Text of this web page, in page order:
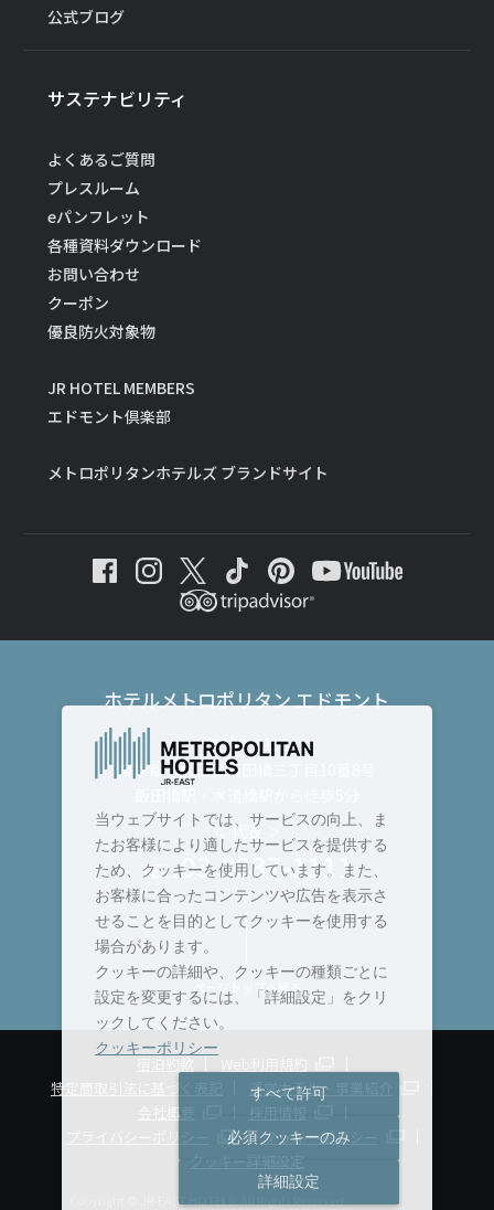
公式ブログ
サステナビリティ
よくあるご質問
プレスルーム
eパンフレット
各種資料ダウンロード
お問い合わせ
クーポン
優良防火対象物
JR HOTEL MEMBERS
エドモント倶楽部
メトロポリタンホテルズ ブランドサイト
ホテルメトロポリタン エドモント
〒102-8130
東京都千代田区飯田橋三丁目10番8号
＜ 代表 ＞
TEL :03-3237-1111
ページトップへ戻る
特定商取引法に基づく表記
運営ホテル・事業紹介
会社概要
採用情報
クッキーポリシー
クッキー詳細設定
Copyright © JR-EAST HOTELS. All Rights Reserved.
当ウェブサイトでは、サービスの向上、ま
たお客様により適したサービスを提供する
ため、クッキーを使用しています。また、
お客様に合ったコンテンツや広告を表示さ
せることを目的としてクッキーを使用する
場合があります。
クッキーの詳細や、クッキーの種類ごとに
設定を変更するには、「詳細設定」をクリ
ックしてください。
クッキーポリシー
すべて許可
必須クッキーのみ
詳細設定